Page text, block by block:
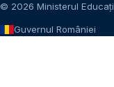
© 2026 Ministerul
Guvernul României